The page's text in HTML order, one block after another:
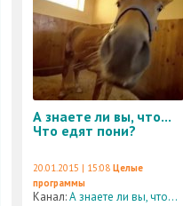
А знаете ли вы, что...
Что едят пони?
20.01.2015 | 15:08 Целые
программы
Канал:А знаете ли вы, что...